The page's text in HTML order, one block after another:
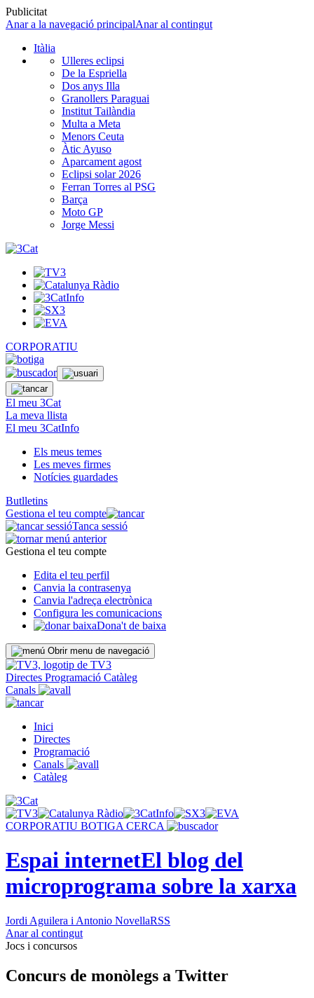
Publicitat
Anar a la navegació principalAnar al contingut
Itàlia
Ulleres eclipsi
De la Espriella
Dos anys Illa
Granollers Paraguai
Institut Tailàndia
Multa a Meta
Menors Ceuta
Àtic Ayuso
Aparcament agost
Eclipsi solar 2026
Ferran Torres al PSG
Barça
Moto GP
Jorge Messi
CORPORATIU
El meu 3Cat
La meva llista
El meu 3CatInfo
Els meus temes
Les meves firmes
Notícies guardades
Butlletins
Gestiona el teu compte
Tanca sessió
Gestiona el teu compte
Edita el teu perfil
Canvia la contrasenya
Canvia l'adreça electrònica
Configura les comunicacions
Dona't de baixa
Obrir menu de navegació
Directes Programació Catàleg
Canals
Inici
Directes
Programació
Canals
Catàleg
CORPORATIU BOTIGA CERCA
Espai internetEl blog del
microprograma sobre la xarxa
Jordi Aguilera i Antonio NovellaRSS
Anar al contingut
Jocs i concursos
Concurs de monòlegs a Twitter